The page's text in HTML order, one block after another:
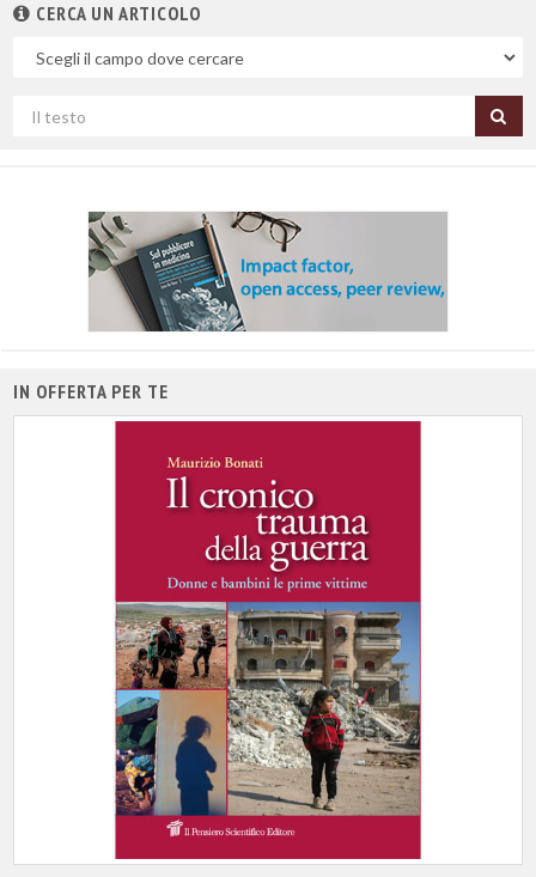
CERCA UN ARTICOLO
campo
per
IN OFFERTA PER TE